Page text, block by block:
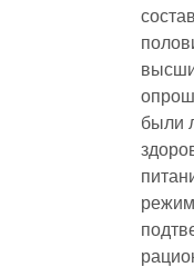
были